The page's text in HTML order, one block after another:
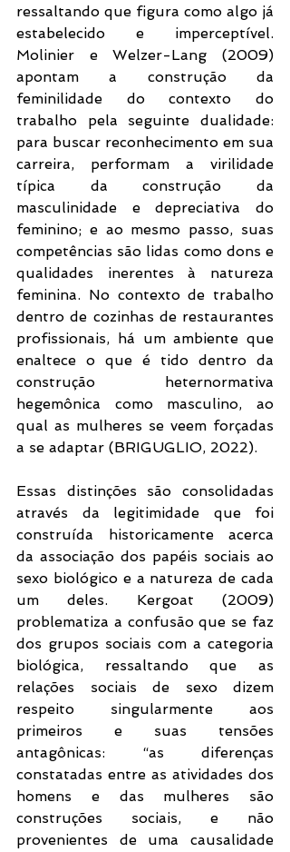
ressaltando que figura como algo já
estabelecido e imperceptível.
Molinier e Welzer-Lang (2009)
apontam a construção da
feminilidade do contexto do
trabalho pela seguinte dualidade:
para buscar reconhecimento em sua
carreira, performam a virilidade
típica da construção da
masculinidade e depreciativa do
feminino; e ao mesmo passo, suas
competências são lidas como dons e
qualidades inerentes à natureza
feminina. No contexto de trabalho
dentro de cozinhas de restaurantes
profissionais, há um ambiente que
enaltece o que é tido dentro da
construção heternormativa
hegemônica como masculino, ao
qual as mulheres se veem forçadas
a se adaptar (BRIGUGLIO, 2022).
Essas distinções são consolidadas
através da legitimidade que foi
construída historicamente acerca
da associação dos papéis sociais ao
sexo biológico e a natureza de cada
um deles. Kergoat (2009)
problematiza a confusão que se faz
dos grupos sociais com a categoria
biológica, ressaltando que as
relações sociais de sexo dizem
respeito singularmente aos
primeiros e suas tensões
antagônicas: “as diferenças
constatadas entre as atividades dos
homens e das mulheres são
construções sociais, e não
provenientes de uma causalidade